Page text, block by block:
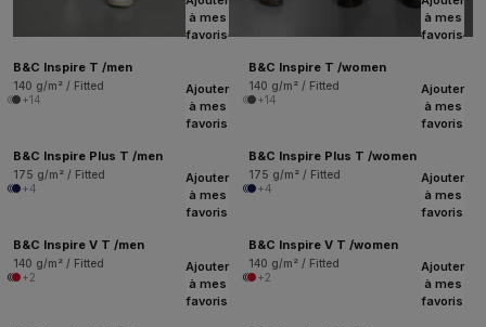
à mes
favoris
B&C Inspire T /men
140 g/m² / Fitted
+14
à mes
favoris
B&C Inspire T /women
140 g/m² / Fitted
+14
Ajouter
à mes
favoris
B&C Inspire Plus T /men
175 g/m² / Fitted
+4
Ajouter
à mes
favoris
B&C Inspire Plus T /women
175 g/m² / Fitted
+4
Ajouter
à mes
favoris
B&C Inspire V T /men
140 g/m² / Fitted
+2
Ajouter
à mes
favoris
B&C Inspire V T /women
140 g/m² / Fitted
+2
Ajouter
à mes
favoris
Ajouter
à mes
favoris